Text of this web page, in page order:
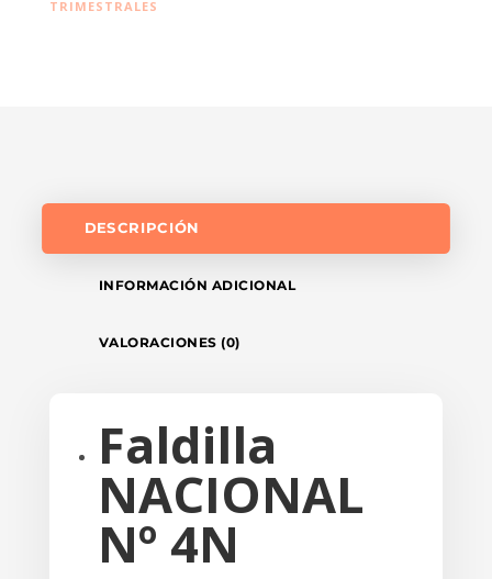
TRIMESTRALES
DESCRIPCIÓN
INFORMACIÓN ADICIONAL
VALORACIONES (0)
Faldilla
NACIONAL
Nº 4N